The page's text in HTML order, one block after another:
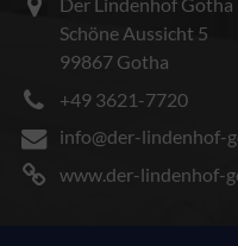
Der Lindenhof Gotha
Schöne Aussicht 5
99867 Gotha
+49 3621-7720
info@der-lindenhof-
www.der-lindenhof-